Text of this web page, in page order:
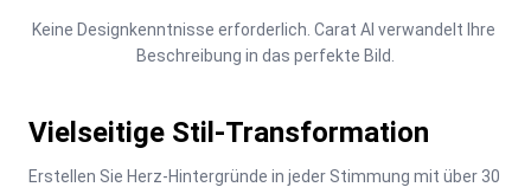
Keine Designkenntnisse erforderlich. Carat AI verwandelt Ihre
Beschreibung in das perfekte Bild.
Vielseitige Stil-Transformation
Erstellen Sie Herz-Hintergründe in jeder Stimmung mit über 30